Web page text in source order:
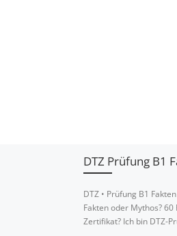
DTZ Prüfung B1
DTZ • Prüfung B1
Fakten oder Mythos?
Zertifikat? Ich bin DTZ-